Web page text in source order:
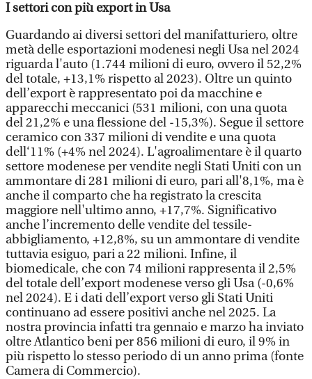
I settori con più export in Usa
Guardando ai diversi settori del manifatturiero, oltre
metà delle esportazioni modenesi negli Usa nel 2024
riguarda l'auto (1.744 milioni di euro, ovvero il 52,2%
del totale, +13,1% rispetto al 2023). Oltre un quinto
dell’export è rappresentato poi da macchine e
apparecchi meccanici (531 milioni, con una quota
del 21,2% e una flessione del -15,3%). Segue il settore
ceramico con 337 milioni di vendite e una quota
dell‘11% (+4% nel 2024). L'agroalimentare è il quarto
settore modenese per vendite negli Stati Uniti con un
ammontare di 281 milioni di euro, pari all'8,1%, ma è
anche il comparto che ha registrato la crescita
maggiore nell'ultimo anno, +17,7%. Significativo
anche l’incremento delle vendite del tessile-
abbigliamento, +12,8%, su un ammontare di vendite
tuttavia esiguo, pari a 22 milioni. Infine, il
biomedicale, che con 74 milioni rappresenta il 2,5%
del totale dell’export modenese verso gli Usa (-0,6%
nel 2024). E i dati dell’export verso gli Stati Uniti
continuano ad essere positivi anche nel 2025. La
nostra provincia infatti tra gennaio e marzo ha inviato
oltre Atlantico beni per 856 milioni di euro, il 9% in
più rispetto lo stesso periodo di un anno prima (fonte
Camera di Commercio).